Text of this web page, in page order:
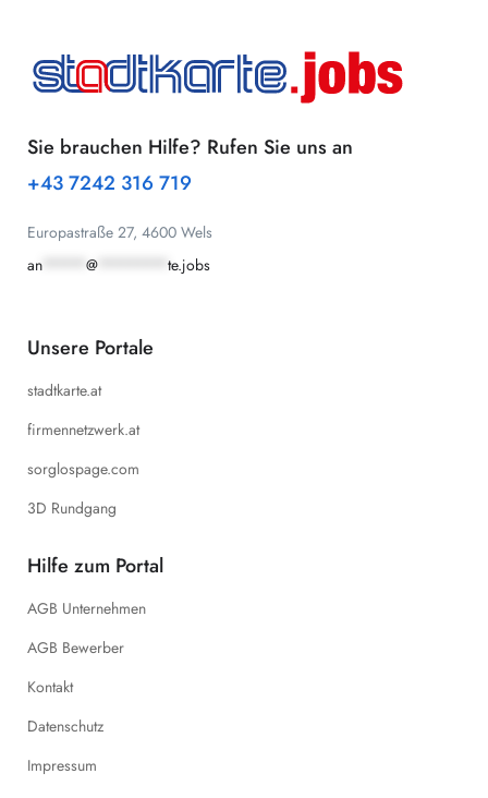
Sie brauchen Hilfe? Rufen Sie uns an
+43 7242 316 719
Europastraße 27, 4600 Wels
an
@ te.jobs
Unsere Portale
stadtkarte.at
firmennetzwerk.at
sorglospage.com
3D Rundgang
Hilfe zum Portal
AGB Unternehmen
AGB Bewerber
Kontakt
Datenschutz
Impressum